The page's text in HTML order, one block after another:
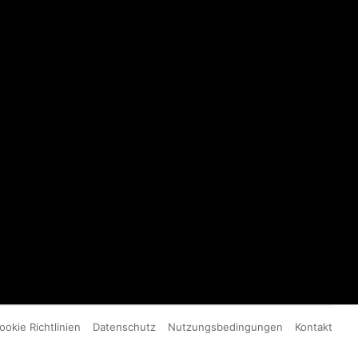
Richtlinien Datenschutz Nutzungsbedingungen Kontakt